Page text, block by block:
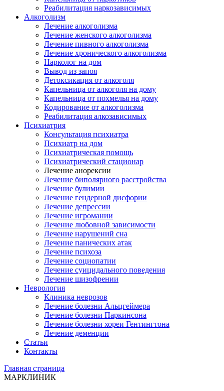
Реабилитация наркозависимых
Алкоголизм
Лечение алкоголизма
Лечение женского алкоголизма
Лечение пивного алкоголизма
Лечение хронического алкоголизма
Нарколог на дом
Вывод из запоя
Детоксикация от алкоголя
Капельница от алкоголя на дому
Капельница от похмелья на дому
Кодирование от алкоголизма
Реабилитация алкозависимых
Психиатрия
Консультация психиатра
Психиатр на дом
Психиатрическая помощь
Психиатрический стационар
Лечение анорексии
Лечение биполярного расстройства
Лечение булимии
Лечение гендерной дисфории
Лечение депрессии
Лечение игромании
Лечение любовной зависимости
Лечение нарушений сна
Лечение панических атак
Лечение психоза
Лечение социопатии
Лечение суицидального поведения
Лечение шизофрении
Неврология
Клиника неврозов
Лечение болезни Альцгеймера
Лечение болезни Паркинсона
Лечение болезни хореи Гентингтона
Лечение деменции
Статьи
Контакты
Главная страница
МАРКЛИНИК